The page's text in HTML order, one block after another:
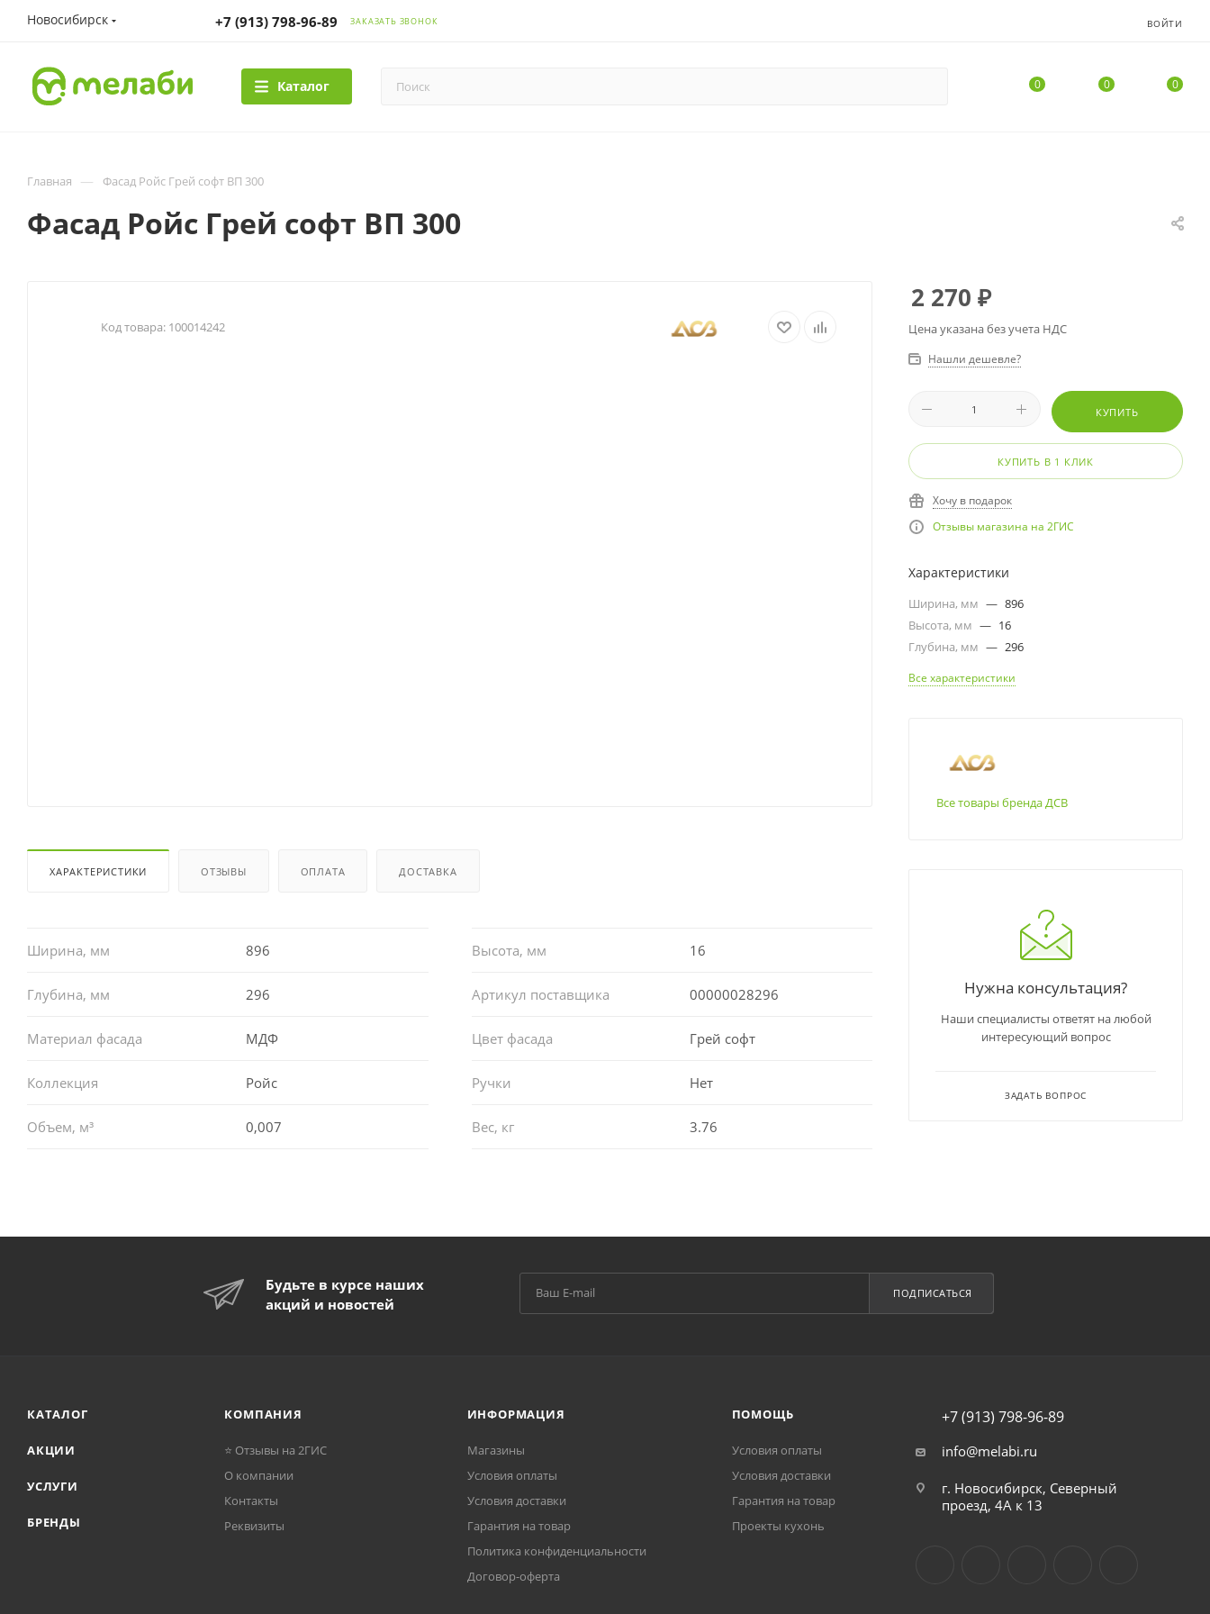
Новосибирск +7 (913) 798-96-89 ЗАКАЗАТЬ ЗВОНОК ВОЙТИ
Каталог 0 0 0
Главная — Фасад Ройс Грей софт ВП 300
Фасад Ройс Грей софт ВП 300
Код товара: 100014242
ХАРАКТЕРИСТИКИ ОТЗЫВЫ ОПЛАТА ДОСТАВКА
Ширина, мм 896 Высота, мм 16
Глубина, мм 296 Артикул поставщика 00000028296
Материал фасада МДФ Цвет фасада Грей софт
Коллекция Ройс Ручки Нет
Объем, м³ 0,007 Вес, кг 3.76
2 270 ₽
Цена указана без учета НДС
Нашли дешевле?
КУПИТЬ
КУПИТЬ В 1 КЛИК
Хочу в подарок
Отзывы магазина на 2ГИС
Характеристики
Ширина, мм — 896
Высота, мм — 16
Глубина, мм — 296
Все характеристики
Все товары бренда ДСВ
Нужна консультация?
Наши специалисты ответят на любой
интересующий вопрос
ЗАДАТЬ ВОПРОС
Будьте в курсе наших
акций и новостей
ПОДПИСАТЬСЯ
КАТАЛОГ
АКЦИИ
УСЛУГИ
БРЕНДЫ
КОМПАНИЯ
⭐ Отзывы на 2ГИС
О компании
Контакты
Реквизиты
ИНФОРМАЦИЯ
Магазины
Условия оплаты
Условия доставки
Гарантия на товар
Политика конфиденциальности
Договор-оферта
ПОМОЩЬ
Условия оплаты
Условия доставки
Гарантия на товар
Проекты кухонь
+7 (913) 798-96-89
info@melabi.ru
г. Новосибирск, Северный
проезд, 4А к 13